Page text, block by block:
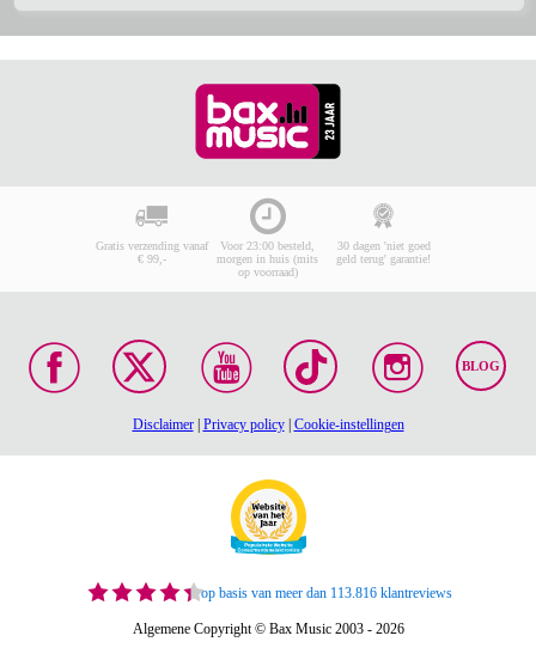
Gratis verzending vanaf
€ 99,-
Voor 23:00 besteld,
morgen in huis (mits
op voorraad)
30 dagen 'niet goed
geld terug' garantie!
BLOG
Disclaimer| Privacy policy| Cookie-instellingen
op basis van meer dan 113.816 klantreviews
Algemene Copyright © Bax Music 2003 - 2026